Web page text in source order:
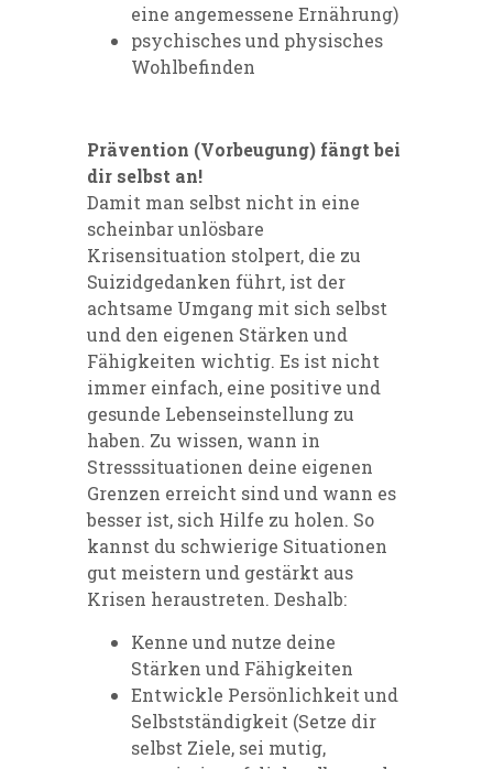
eine angemessene Ernährung)
psychisches und physisches
Wohlbefinden
Prävention (Vorbeugung) fängt bei
dir selbst an!
Damit man selbst nicht in eine
scheinbar unlösbare
Krisensituation stolpert, die zu
Suizidgedanken führt, ist der
achtsame Umgang mit sich selbst
und den eigenen Stärken und
Fähigkeiten wichtig. Es ist nicht
immer einfach, eine positive und
gesunde Lebenseinstellung zu
haben. Zu wissen, wann in
Stresssituationen deine eigenen
Grenzen erreicht sind und wann es
besser ist, sich Hilfe zu holen. So
kannst du schwierige Situationen
gut meistern und gestärkt aus
Krisen heraustreten. Deshalb:
Kenne und nutze deine
Stärken und Fähigkeiten
Entwickle Persönlichkeit und
Selbstständigkeit (Setze dir
selbst Ziele, sei mutig,